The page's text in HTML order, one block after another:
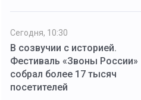
Сегодня, 10:30
В созвучии с историей.
Фестиваль «Звоны России»
собрал более 17 тысяч
посетителей